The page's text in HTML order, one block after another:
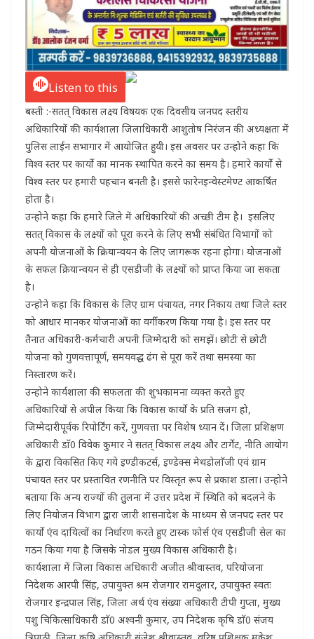
Listen to this
बस्ती :-सतत् विकास लक्ष्य विषयक एक दिवसीय जनपद स्तरीय
अधिकारियों की कार्यशाला जिलाधिकारी आशुतोष निरंजन की अध्यक्षता में
पुलिस लाईन सभागार में आयोजित हुयी। इस अवसर पर उन्होने कहा कि
विश्व स्तर पर कार्यो का मानक स्थापित करने का समय है। हमारे कार्यो से
विश्व स्तर पर हमारी पहचान बनती है। इससे फारेनइन्वेस्टमेण्ट आकर्षित
होता है।
उन्होने कहा कि हमारे जिले में अधिकारियों की अच्छी टीम है। इसलिए
सतत् विकास के लक्ष्यों को पूरा करने के लिए सभी संबंधित विभागों को
अपनी योजनाओं के क्रियान्वयन के लिए जागरूक रहना होगा। योजनाओं
के सफल क्रियान्वयन से ही एसडीजी के लक्ष्यों को प्राप्त किया जा सकता
है।
उन्होने कहा कि विकास के लिए ग्राम पंचायत, नगर निकाय तथा जिले स्तर
को आधार मानकर योजनाओं का वर्गीकरण किया गया है। इस स्तर पर
तैनात अधिकारी-कर्मचारी अपनी जिम्मेदारी को समझें। छोटी से छोटी
योजना को गुणवत्तापूर्ण, समयवद्ध ढंग से पूरा करें तथा समस्या का
निस्तारण करें।
उन्होने कार्यशाला की सफलता की शुभकामना व्यक्त करते हुए
अधिकारियों से अपील किया कि विकास कार्यो के प्रति सजग हो,
जिम्मेदारीपूर्वक रिपोर्टिंग करें, गुणवत्ता पर विशेष ध्यान दें। जिला प्रशिक्षण
अधिकारी डाॅ0 विवेक कुमार ने सतत् विकास लक्ष्य और टार्गेट, नीति आयोग
के द्वारा विकसित किए गये इण्डीकटर्स, इण्डेक्स मेथडोलाॅजी एवं ग्राम
पंचायत स्तर पर प्रस्तावित रणनीति पर विस्तृत रूप से प्रकाश डाला। उन्होने
बताया कि अन्य राज्यों की तुुलना में उत्तर प्रदेश में स्थिति को बदलने के
लिए नियोजन विभाग द्वारा जारी शासनादेश के माध्यम से जनपद स्तर पर
कार्यो एंव दायित्वों का निर्धारण करते हुए टास्क फोर्स एंव एसडीजी सेल का
गठन किया गया है जिसके नोडल मुख्य विकास अधिकारी है।
कार्यशाला में जिला विकास अधिकारी अजीत श्रीवास्तव, परियोजना
निदेशक आरपी सिंह, उपायुक्त श्रम रोजगार रामदुलार, उपायुक्त स्वतः
रोजगार इन्द्रपाल सिंह, जिला अर्थ एंव संख्या अधिकारी टीपी गुप्ता, मुख्य
पशु चिकित्साधिकारी डाॅ0 अश्वनी कुमार, उप निदेशक कृषि डाॅ0 संजय